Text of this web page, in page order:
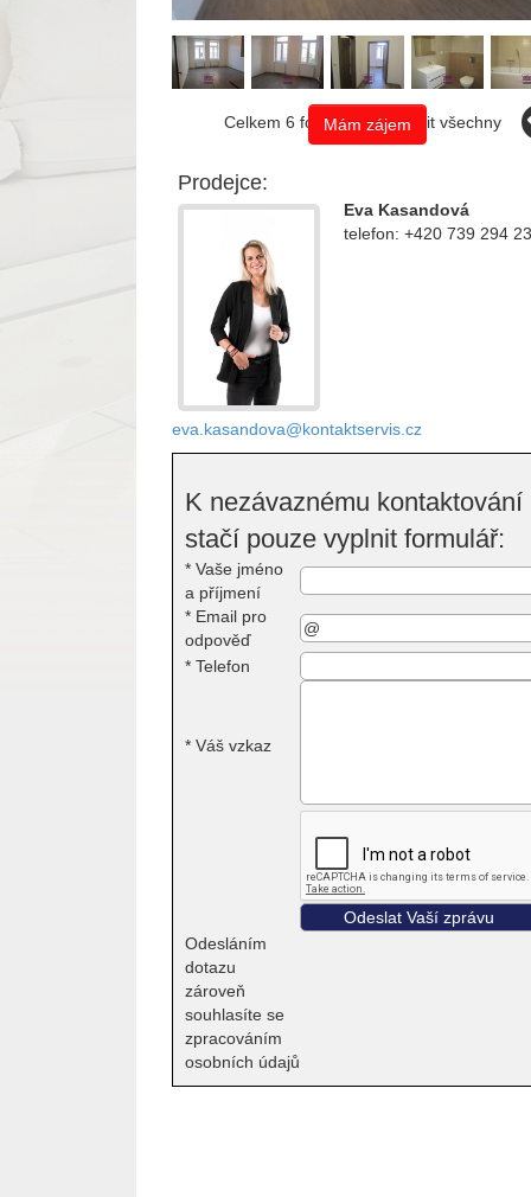
Celkem 6 fotografií, zobrazit všechny
Mám zájem
Prodejce:
Eva Kasandová
telefon: +420 739 294
eva.kasandova@kontaktservis.cz
K nezávaznému kontaktování
stačí pouze vyplnit formulář:
* Vaše jméno
a příjmení
* Email pro
odpověď
* Telefon
* Váš vzkaz
Odesláním
dotazu
zároveň
souhlasíte se
zpracováním
osobních údajů